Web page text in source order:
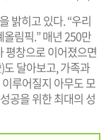
밝히고 있다. “우리
림픽.” 매년 250만
평창으로 이어졌으면
달아보고, 가족과
루어질지 아무도 모
공을 위한 최대의 성